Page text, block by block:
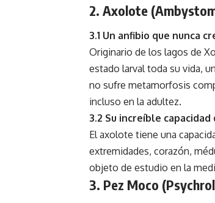
2. Axolote
3.1 Un anfibio que nunca
Originario de los lagos de
estado larval toda su vida,
no sufre metamorfosis
incluso en la adultez.
3.2 Su increíble
El axolote tiene una
extremidades, corazón,
objeto de estudio en la
3. Pez Moco